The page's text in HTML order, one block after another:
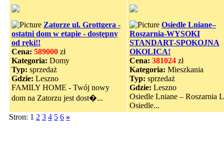
Zatorze ul. Grottgera -
ostatni dom w etapie - dostępny
od ręki!!
Cena: 589000 zł
Kategoria: Domy
Typ: sprzedaż
Gdzie: Leszno
FAMILY HOME - Twój nowy
dom na Zatorzu jest dost�...
Osiedle Lniane–
Roszarnia-WYSOKI
STANDART-SPOKOJNA
OKOLICA!
Cena: 381024 zł
Kategoria: Mieszkania
Typ: sprzedaż
Gdzie: Leszno
Osiedle Lniane – Roszarnia
Osiedle...
Stron: 1 2 3 4 5 6 »